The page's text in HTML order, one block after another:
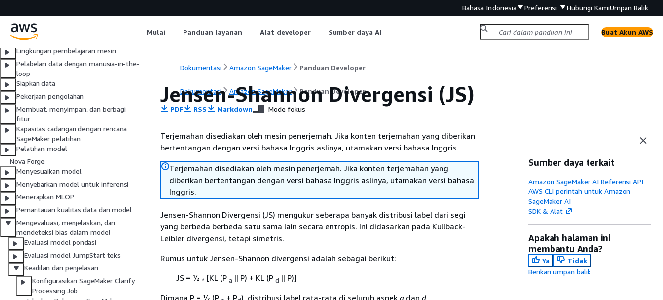
Bahasa Indonesia Preferensi Hubungi KamiUmpan Balik
Mulai Panduan layanan Alat developer Sumber daya AI Buat Akun AWS
Menyiapkan SageMaker AI
ML otomatis, tanpa kode, atau kode
rendah
Lingkungan pembelajaran mesin
Pelabelan data dengan manusia-in-the-
loop
Siapkan data
Pekerjaan pengolahan
Membuat, menyimpan, dan berbagi
fitur
Kapasitas cadangan dengan rencana
SageMaker pelatihan
Pelatihan model
Nova Forge
Menyesuaikan model
Menyebarkan model untuk inferensi
Menerapkan MLOP
Pemantauan kualitas data dan model
Mengevaluasi, menjelaskan, dan
mendeteksi bias dalam model
Evaluasi model pondasi
Evaluasi model JumpStart teks
Keadilan dan penjelasan
Konfigurasikan SageMaker Clarify
Processing Job
Dokumentasi Amazon SageMaker Panduan Developer
Dokumentasi Amazon SageMaker Panduan Developer
Jensen-Shannon Divergensi (JS)
PDF RSS Markdown Mode fokus
Terjemahan disediakan oleh mesin penerjemah. Jika konten terjemahan yang diberikan
bertentangan dengan versi bahasa Inggris aslinya, utamakan versi bahasa Inggris.
Terjemahan disediakan oleh mesin penerjemah. Jika konten terjemahan yang
diberikan bertentangan dengan versi bahasa Inggris aslinya, utamakan versi bahasa
Inggris.
Jensen-Shannon Divergensi (JS) mengukur seberapa banyak distribusi label dari segi
yang berbeda berbeda satu sama lain secara entropis. Ini didasarkan pada Kullback-
Leibler divergensi, tetapi simetris.
Rumus untuk Jensen-Shannon divergensi adalah sebagai berikut:
JS = ½ * [KL (P a || P) + KL (P d || P)]
Dimana P = ½ (P
+ P ), distribusi label rata-rata di seluruh aspek a dan d.
Sumber daya terkait
Amazon SageMaker AI Referensi API
AWS CLI perintah untuk Amazon
SageMaker AI
SDK & Alat
Apakah halaman ini
membantu Anda?
Ya
Tidak
Berikan umpan balik